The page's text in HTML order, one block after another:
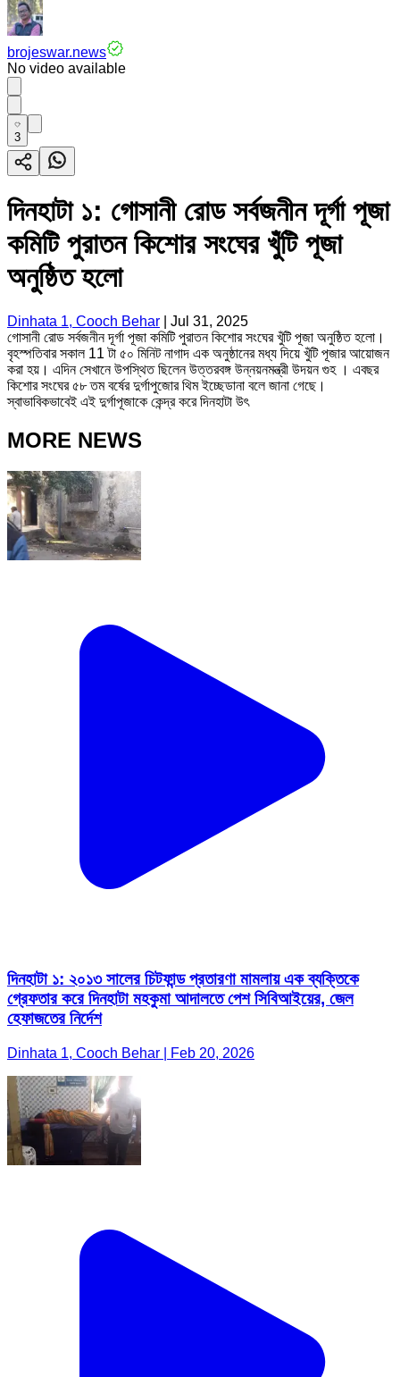
brojeswar.news
No video available
3
দিনহাটা ১: গোসানী রোড সর্বজনীন দূর্গা পূজা
কমিটি পুরাতন কিশোর সংঘের খুঁটি পূজা
অনুষ্ঠিত হলো
Dinhata 1, Cooch Behar
Jul 31, 2025
গোসানী রোড সর্বজনীন দূর্গা পূজা কমিটি পুরাতন কিশোর সংঘের খুঁটি পূজা অনুষ্ঠিত হলো।
বৃহস্পতিবার সকাল 11 টা ৫০ মিনিট নাগাদ এক অনুষ্ঠানের মধ্য দিয়ে খুঁটি পূজার আয়োজন
করা হয়। এদিন সেখানে উপস্থিত ছিলেন উত্তরবঙ্গ উন্নয়নমন্ত্রী উদয়ন গুহ । এবছর
কিশোর সংঘের ৫৮ তম বর্ষের দুর্গাপুজোর থিম ইচ্ছেডানা বলে জানা গেছে।
স্বাভাবিকভাবেই এই দুর্গাপূজাকে কেন্দ্র করে দিনহাটা উৎ
MORE NEWS
দিনহাটা ১: ২০১৩ সালের চিটফান্ড প্রতারণা মামলায় এক ব্যক্তিকে
গ্রেফতার করে দিনহাটা মহকুমা আদালতে পেশ সিবিআইয়ের, জেল
হেফাজতের নির্দেশ
Dinhata 1, Cooch Behar | Feb 20, 2026